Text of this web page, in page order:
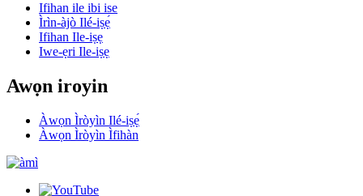
Ifihan ile ibi ise
Ìrìn-àjò Ilé-iṣẹ́
Ifihan Ile-iṣẹ
Iwe-ẹri Ile-iṣẹ
Awọn iroyin
Àwọn Ìròyìn Ilé-iṣẹ́
Àwọn Ìròyìn Ìfihàn